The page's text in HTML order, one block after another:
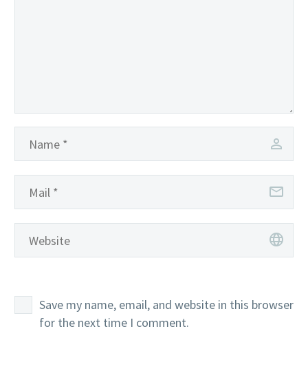
Save my name, email, and website in this browser
for the next time I comment.